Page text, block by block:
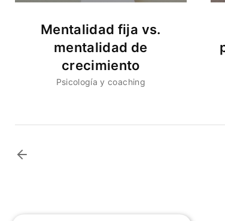
Mentalidad fija vs.
mentalidad de
crecimiento
Psicología y coaching